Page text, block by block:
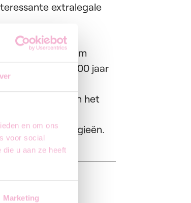
en om ons
voor social
u aan ze heeft
Marketing
extralegale
ligging.
en collegiaal team
met meer dan 100 jaar
binnen het
en technologieën.